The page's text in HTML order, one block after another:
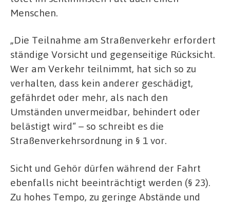
Menschen.
„Die Teilnahme am Straßenverkehr erfordert
ständige Vorsicht und gegenseitige Rücksicht.
Wer am Verkehr teilnimmt, hat sich so zu
verhalten, dass kein anderer geschädigt,
gefährdet oder mehr, als nach den
Umständen unvermeidbar, behindert oder
belästigt wird“ – so schreibt es die
Straßenverkehrsordnung in § 1 vor.
Sicht und Gehör dürfen während der Fahrt
ebenfalls nicht beeinträchtigt werden (§ 23).
Zu hohes Tempo, zu geringe Abstände und